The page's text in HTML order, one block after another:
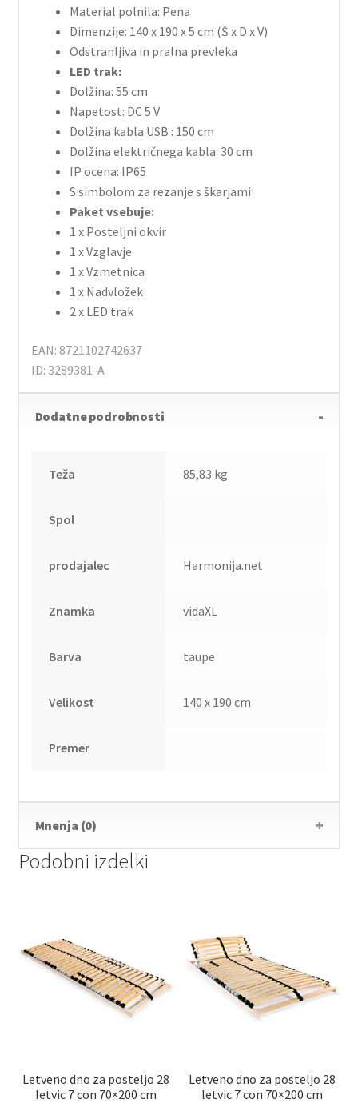
Material polnila: Pena
Dimenzije: 140 x 190 x 5 cm (Š x D x V)
Odstranljiva in pralna prevleka
LED trak:
Dolžina: 55 cm
Napetost: DC 5 V
Dolžina kabla USB : 150 cm
Dolžina električnega kabla: 30 cm
IP ocena: IP65
S simbolom za rezanje s škarjami
Paket vsebuje:
1 x Posteljni okvir
1 x Vzglavje
1 x Vzmetnica
1 x Nadvložek
2 x LED trak
EAN: 8721102742637
ID: 3289381-A
Dodatne podrobnosti
Teža 85,83 kg
Spol
prodajalec Harmonija.net
Znamka vidaXL
Barva taupe
Velikost 140 x 190 cm
Premer
Mnenja (0)
Podobni izdelki
Letveno dno za posteljo 28
letvic 7 con 70×200 cm
Letveno dno za posteljo 28
letvic 7 con 70×200 cm